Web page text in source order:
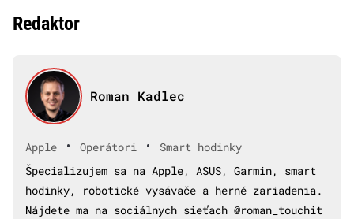
Redaktor
Roman Kadlec
Apple • Operátori •
Smart hodinky
Špecializujem sa na Apple, ASUS, Garmin, smart
hodinky, robotické vysávače a herné zariadenia.
Nájdete ma na sociálnych sieťach @roman_touchit